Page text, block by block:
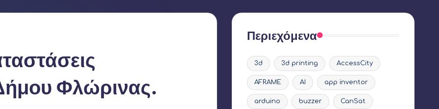
Φλώρινας.
Περιεχόμενα
3d 3d printing AccessCity
AFRAME AI app inventor
arduino buzzer CanSat